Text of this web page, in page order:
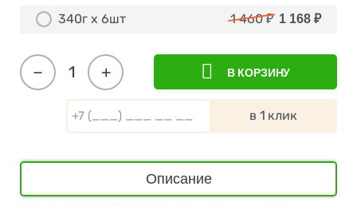
340г х 6шт 1 460₽ 1 168 ₽
+
− В КОРЗИНУ
в 1 клик
Описание